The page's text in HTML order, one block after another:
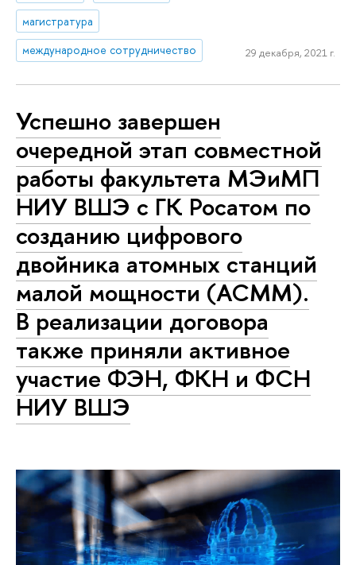
магистратура
международное сотрудничество
29 декабря, 2021 г.
Успешно завершен
очередной этап совместной
работы факультета МЭиМП
НИУ ВШЭ с ГК Росатом по
созданию цифрового
двойника атомных станций
малой мощности (АСММ).
В реализации договора
также приняли активное
участие ФЭН, ФКН и ФСН
НИУ ВШЭ